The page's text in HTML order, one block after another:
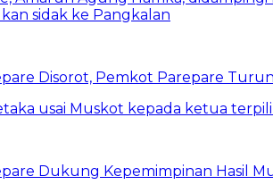
Disorot, Pemkot Parepare
Dukung Kepemimpinan Hasil